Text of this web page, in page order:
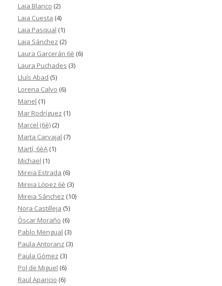
Laia Blanco (2)
Laia Cuesta (4)
Laia Pasqual (1)
Laia Sánchez (2)
Laura Garcerán 6è (6)
Laura Puchades (3)
Lluís Abad (5)
Lorena Calvo (6)
Manel (1)
Mar Rodríguez (1)
Marcel (6è) (2)
Marta Carvajal (7)
Martí, 6èA (1)
Michael (1)
Mireia Estrada (6)
Mireia López 6è (3)
Mireia Sánchez (10)
Nora Castilleja (5)
Òscar Moraño (6)
Pablo Mengual (3)
Paula Antoranz (3)
Paula Gómez (3)
Pol de Miguel (6)
Raül Aparicio (6)